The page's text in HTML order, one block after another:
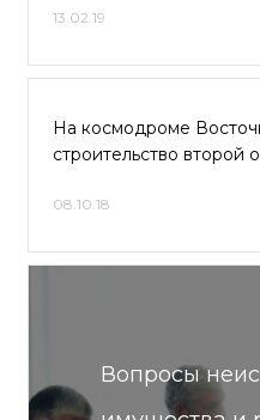
13.02.19
На космодроме
строительство второй
08.10.18
Вопросы